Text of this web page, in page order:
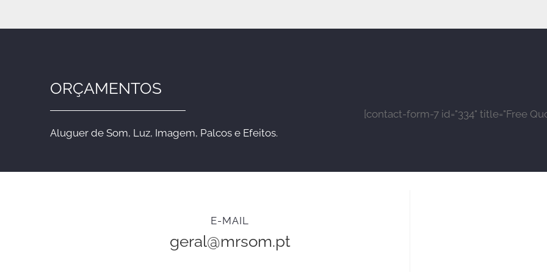
ORÇAMENTOS
Aluguer de Som, Luz, Imagem, Palcos e Efeitos.
[contact-form-7 id="334" title="Free
E-MAIL
geral@mrsom.pt